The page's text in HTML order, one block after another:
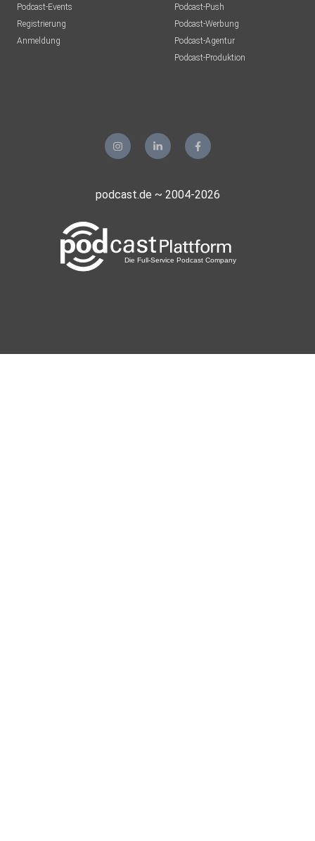
Podcast-Events
Registrierung
Anmeldung
Podcast-Push
Podcast-Werbung
Podcast-Agentur
Podcast-Produktion
podcast.de ~ 2004-2026